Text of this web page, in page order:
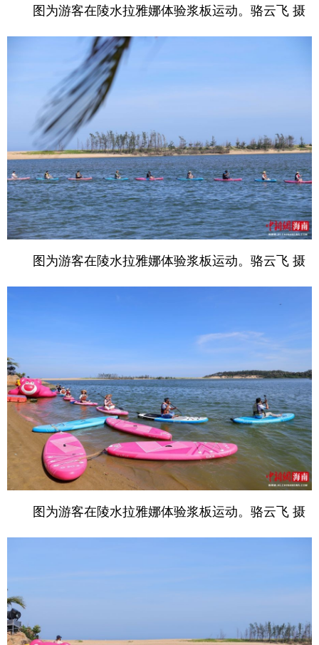
图为游客在陵水拉雅娜体验浆板运动。骆云飞 摄
图为游客在陵水拉雅娜体验浆板运动。骆云飞 摄
图为游客在陵水拉雅娜体验浆板运动。骆云飞 摄